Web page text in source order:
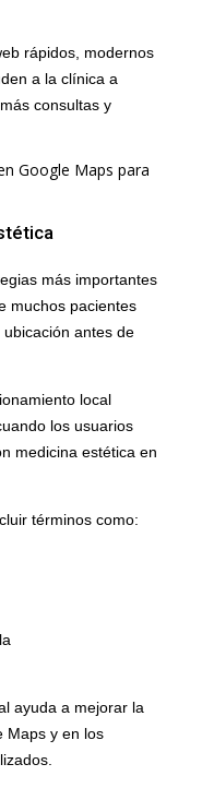
rápidos, modernos
a la clínica a
consultas y
más importantes
muchos pacientes
antes de
local
los usuarios
medicina estética en
términos como:
ayuda a mejorar la
Maps y en los